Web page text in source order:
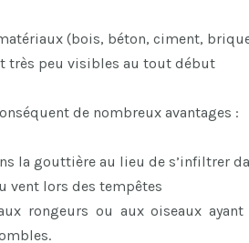
(bois, béton, ciment,
très peu visibles au tout début
de nombreux avantages :
la gouttière au lieu de s’infiltrer
vent lors des tempêtes
rongeurs ou aux oiseaux